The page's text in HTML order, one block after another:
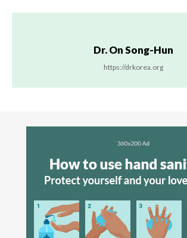
Dr. On Song-Hun
https://drkorea.org